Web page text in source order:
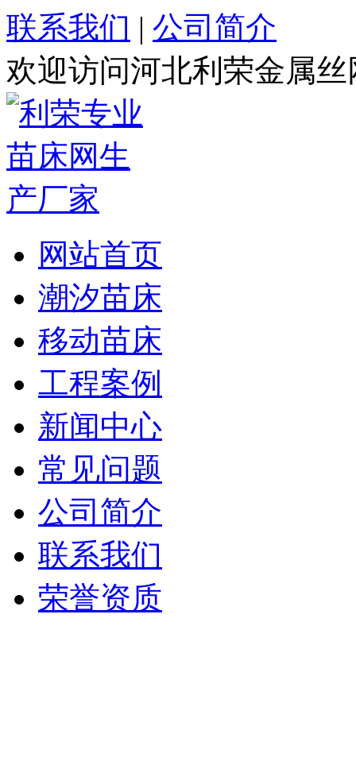
联系我们 | 公司简介
欢迎访问河北利荣金属
网站首页
潮汐苗床
移动苗床
工程案例
新闻中心
常见问题
公司简介
联系我们
荣誉资质